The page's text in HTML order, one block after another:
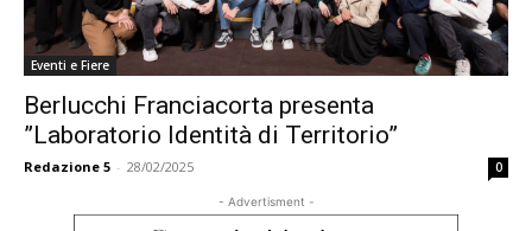
Eventi e Fiere
Berlucchi Franciacorta presenta
”Laboratorio Identità di Territorio”
Redazione 5 - 28/02/2025 0
- Advertisment -